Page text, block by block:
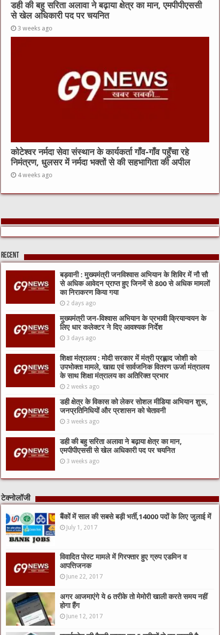
डही की बहु सरिता अलावा ने बढ़ाया क्षेत्र का मान, एमपीपीएससी
से खेल अधिकारी पद पर चयनित
3 weeks ago
कोटेश्वर नर्मदा सेवा संस्थान के कार्यकर्ता गाँव-गाँव पहुँचा रहे
निमंत्रण, धुलसर में नर्मदा भक्तों से की सहभागिता की अपील
4 weeks ago
Recent
बड़वानी : मुख्यमंत्री जनविश्वास अभियान के शिविर में नौ सौ
से अधिक आवेदन प्राप्त हुए जिनमें से 800 से अधिक मामलों
का निराकरण किया गया
2 days ago
मुख्यमंत्री जन-विश्वास अभियान के प्रभावी क्रियान्वयन के
लिए धार कलेक्टर ने दिए आवश्यक निर्देश
3 days ago
शिक्षा मंत्रालय : मोदी सरकार में मंत्री प्रह्लाद जोशी को
उपभोक्ता मामले, खाद्य एवं सार्वजनिक वितरण ऊर्जा मंत्रालय
के साथ शिक्षा मंत्रालय का अतिरिक्त प्रभार
2 weeks ago
डही क्षेत्र के विकास को लेकर सोशल मीडिया अभियान शुरू,
जनप्रतिनिधियों और प्रशासन को चेतावनी
3 weeks ago
डही की बहु सरिता अलावा ने बढ़ाया क्षेत्र का मान,
एमपीपीएससी से खेल अधिकारी पद पर चयनित
3 weeks ago
टेक्नोलॉजी
बैंकों में साल की सबसे बड़ी भर्ती,14000 पदों के लिए जुलाई में
July 1, 2017
विवादित पोस्ट मामले में गिरफ्तार हुए ग्रुप एडमिन व
आपत्तिजनक
June 22, 2017
अगर आजमाएंगे ये 6 तरीके तो मेमोरी खाली करते समय नहीं
होगा हैंग
June 12, 2017